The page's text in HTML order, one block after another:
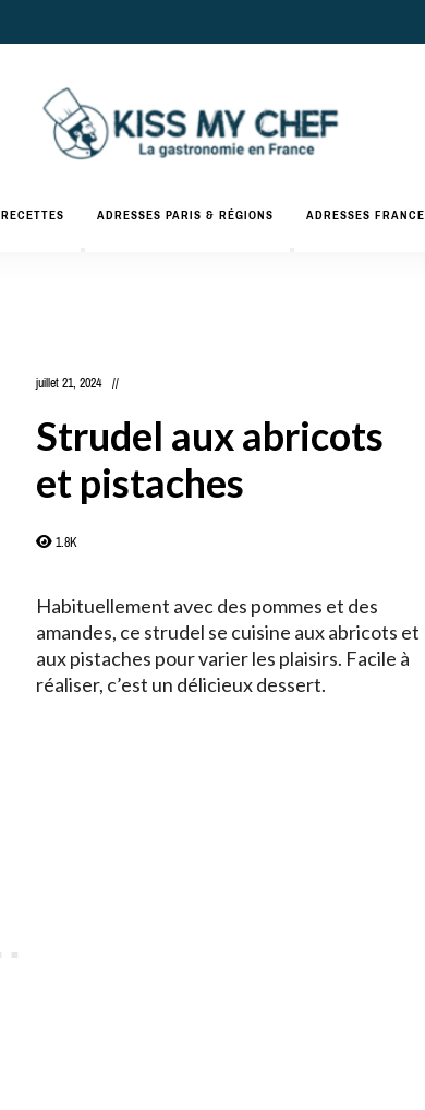
Kiss
gastronomiques
et
RECETTES ADRESSES PARIS & RÉGIONS ADRESSES FRANCE
juillet 21, 2024
Strudel aux abricots
et pistaches
1.8K
Habituellement avec des pommes et des
amandes, ce strudel se cuisine aux abricots et
aux pistaches pour varier les plaisirs. Facile à
réaliser, c’est un délicieux dessert.